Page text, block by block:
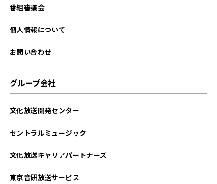
2023年05月
2023年02月
番組審議会
個人情報について
お問い合わせ
グループ会社
文化放送開発センター
セントラルミュージック
文化放送キャリアパートナーズ
東京音研放送サービス